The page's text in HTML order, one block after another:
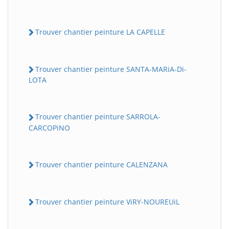
Trouver chantier peinture LA CAPELLE
Trouver chantier peinture SANTA-MARiA-Di-
LOTA
Trouver chantier peinture SARROLA-
CARCOPiNO
Trouver chantier peinture CALENZANA
Trouver chantier peinture ViRY-NOUREUiL